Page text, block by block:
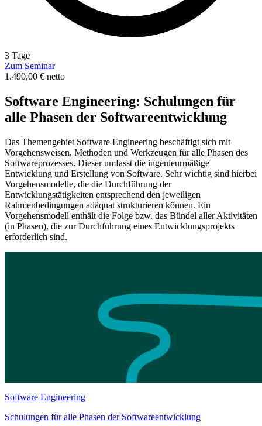
3 Tage
Zum Seminar
1.490,00 € netto
Software Engineering: Schulungen für
alle Phasen der Softwareentwicklung
Das Themengebiet Software Engineering beschäftigt sich mit
Vorgehensweisen, Methoden und Werkzeugen für alle Phasen des
Softwareprozesses. Dieser umfasst die ingenieurmäßige
Entwicklung und Erstellung von Software. Sehr wichtig sind hierbei
Vorgehensmodelle, die die Durchführung der
Entwicklungstätigkeiten entsprechend den jeweiligen
Rahmenbedingungen adäquat strukturieren können. Ein
Vorgehensmodell enthält die Folge bzw. das Bündel aller Aktivitäten
(in Phasen), die zur Durchführung eines Entwicklungsprojekts
erforderlich sind.
Software Engineering
Schulungen für alle Phasen der Softwareentwicklung